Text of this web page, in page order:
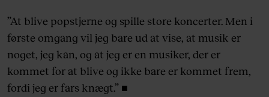
”At blive popstjerne og spille store koncerter. Men i
første omgang vil jeg bare ud at vise, at musik er
noget, jeg kan, og at jeg er en musiker, der er
kommet for at blive og ikke bare er kommet frem,
fordi jeg er fars knægt.” ■